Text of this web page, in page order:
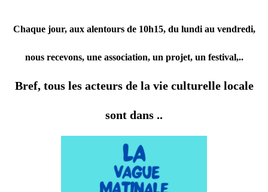
Chaque jour, aux alentours de 10h15, du lundi au vendredi,
nous recevons, une association, un projet, un festival,..
Bref, tous les acteurs de la vie culturelle locale
sont dans ..